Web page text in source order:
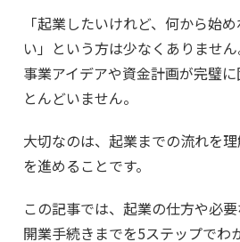
「起業したいけれど、何から始
い」という方は少なくありませ
事業アイデアや資金計画が完璧
とんどいません。
大切なのは、起業までの流れを
を進めることです。
この記事では、起業の仕方や必要
開業手続きまでを5ステップでわ